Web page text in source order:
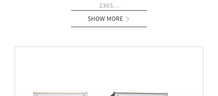
236S…
SHOW MORE 